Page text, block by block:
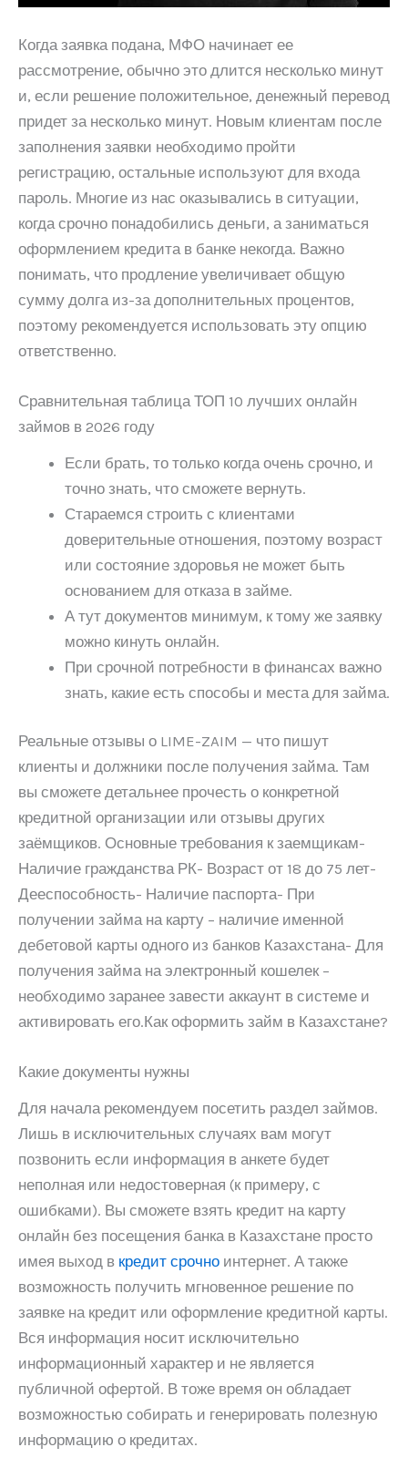
Когда заявка подана, МФО начинает ее
рассмотрение, обычно это длится несколько минут
и, если решение положительное, денежный перевод
придет за несколько минут. Новым клиентам после
заполнения заявки необходимо пройти
регистрацию, остальные используют для входа
пароль. Многие из нас оказывались в ситуации,
когда срочно понадобились деньги, а заниматься
оформлением кредита в банке некогда. Важно
понимать, что продление увеличивает общую
сумму долга из-за дополнительных процентов,
поэтому рекомендуется использовать эту опцию
ответственно.
Сравнительная таблица ТОП 10 лучших онлайн
займов в 2026 году
Если брать, то только когда очень срочно, и
точно знать, что сможете вернуть.
Стараемся строить с клиентами
доверительные отношения, поэтому возраст
или состояние здоровья не может быть
основанием для отказа в займе.
А тут документов минимум, к тому же заявку
можно кинуть онлайн.
При срочной потребности в финансах важно
знать, какие есть способы и места для займа.
Реальные отзывы о LIME-ZAIM — что пишут
клиенты и должники после получения займа. Там
вы сможете детальнее прочесть о конкретной
кредитной организации или отзывы других
заёмщиков. Основные требования к заемщикам-
Наличие гражданства РК- Возраст от 18 до 75 лет-
Дееспособность- Наличие паспорта- При
получении займа на карту – наличие именной
дебетовой карты одного из банков Казахстана- Для
получения займа на электронный кошелек –
необходимо заранее завести аккаунт в системе и
активировать его.Как оформить займ в Казахстане?
Какие документы нужны
Для начала рекомендуем посетить раздел займов.
Лишь в исключительных случаях вам могут
позвонить если информация в анкете будет
неполная или недостоверная (к примеру, с
ошибками). Вы сможете взять кредит на карту
онлайн без посещения банка в Казахстане просто
имея выход в кредит срочно интернет. А также
возможность получить мгновенное решение по
заявке на кредит или оформление кредитной карты.
Вся информация носит исключительно
информационный характер и не является
публичной офертой. В тоже время он обладает
возможностью собирать и генерировать полезную
информацию о кредитах.